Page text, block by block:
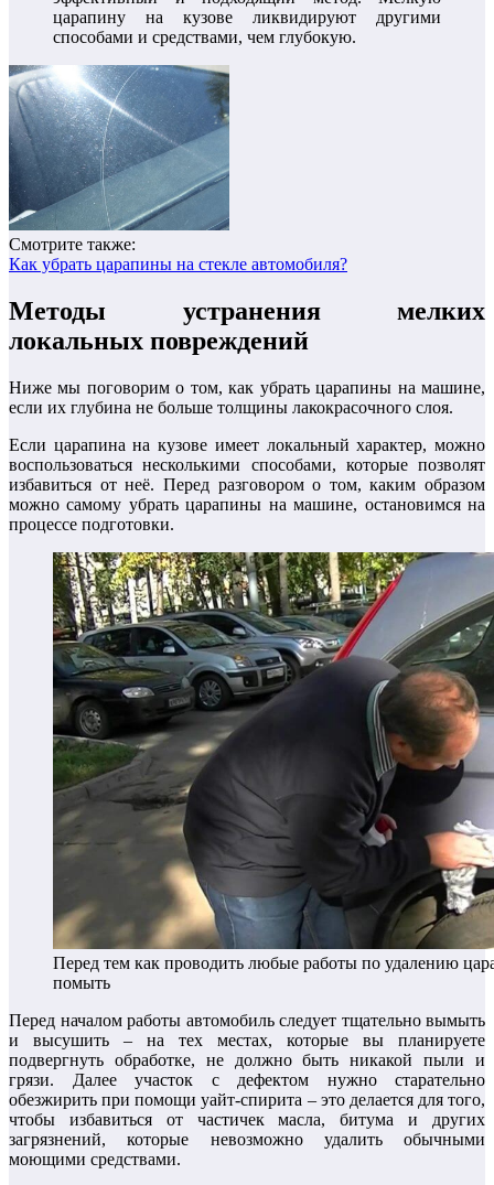
царапину на кузове ликвидируют другими
способами и средствами, чем глубокую.
Смотрите также:
Как убрать царапины на стекле автомобиля?
Методы устранения мелких
локальных повреждений
Ниже мы поговорим о том, как убрать царапины на машине,
если их глубина не больше толщины лакокрасочного слоя.
Если царапина на кузове имеет локальный характер, можно
воспользоваться несколькими способами, которые позволят
избавиться от неё. Перед разговором о том, каким образом
можно самому убрать царапины на машине, остановимся на
процессе подготовки.
Перед тем как проводить любые работы по удалению
помыть
Перед началом работы автомобиль следует тщательно вымыть
и высушить – на тех местах, которые вы планируете
подвергнуть обработке, не должно быть никакой пыли и
грязи. Далее участок с дефектом нужно старательно
обезжирить при помощи уайт-спирита – это делается для того,
чтобы избавиться от частичек масла, битума и других
загрязнений, которые невозможно удалить обычными
моющими средствами.